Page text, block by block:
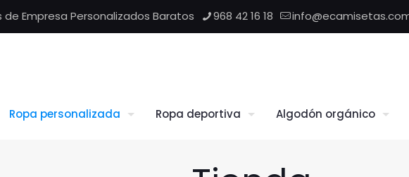
Empresa Personalizados Baratos 968 42 16 18
Ropa personalizada Ropa deportiva Algodón orgánico